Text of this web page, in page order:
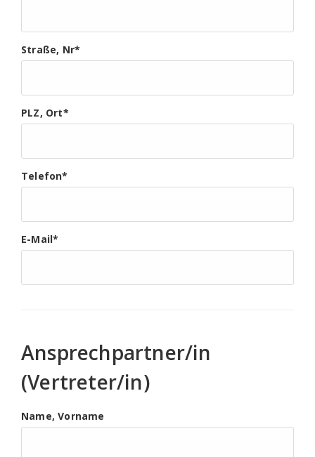
Straße, Nr*
PLZ, Ort*
Telefon*
E-Mail*
Ansprechpartner/in
(Vertreter/in)
Name, Vorname